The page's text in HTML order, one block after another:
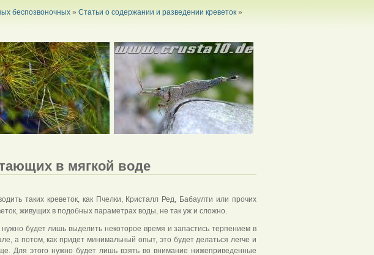
беспозвоночных» Статьи о содержании и разведении креветок»
в мягкой воде
таких креветок, как Пчелки, Кристалл Ред, Бабаулти или прочих
живущих в подобных параметрах воды, не так уж и сложно.
будет лишь выделить некоторое время и запастись терпением в
а потом, как придет минимальный опыт, это будет делаться легче и
Для этого нужно будет лишь взять во внимание нижеприведенные